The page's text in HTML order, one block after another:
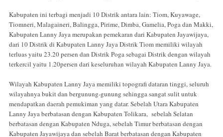
Kabupaten ini terbagi menjadi 10 Distrik antara lain: Tiom, Kuyawage,
Tiomneri, Malagaineri, Balingga, Pirime, Dimba, Gamelia, Poga dan Makki,
Kabupaten Lanny Jaya merupakan pemekaran dari Kabupaten Jayawijaya,
dari 10 Distrik di Kabupaten Lanny Jaya Distrik Tiom memiliki wilayah
terluas yaitu 23.20 persen dan Distrik Poga sebagai Distrik dengan wilayah
terkercil yaitu 1.20persen dari keseluruhan wilayah Kabupaten Lanny Jaya.
Wilayah Kabupaten Lanny Jaya memiliki topografi dataran tinggi, seluruh
wilayahnya bukit dan bergunung-gunung sehingga sangat sulit untuk
mendapatkan daerah pemukiman yang datar. Sebelah Utara Kabupaten
Lanny Jaya berbatasan dengan Kabupaten Tolikara, sebelah Selatan
berbatasan dengan Kabupaten Nduga, sebelah Timur berbatasan dengan
Kabupaten Jayawijaya dan sebelah Barat berbatasan dengan Kabupaten